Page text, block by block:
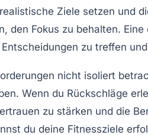
Ziele setzen und
den Fokus zu behalten.
zu treffen
nicht isoliert
Wenn du Rückschläge
zu stärken und die
du deine Fitnessziele